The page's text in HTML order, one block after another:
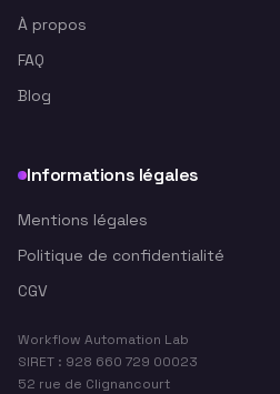
À propos
FAQ
Blog
Informations légales
Mentions légales
Politique de confidentialité
CGV
Workflow Automation Lab
SIRET : 928 660 729 00023
52 rue de Clignancourt